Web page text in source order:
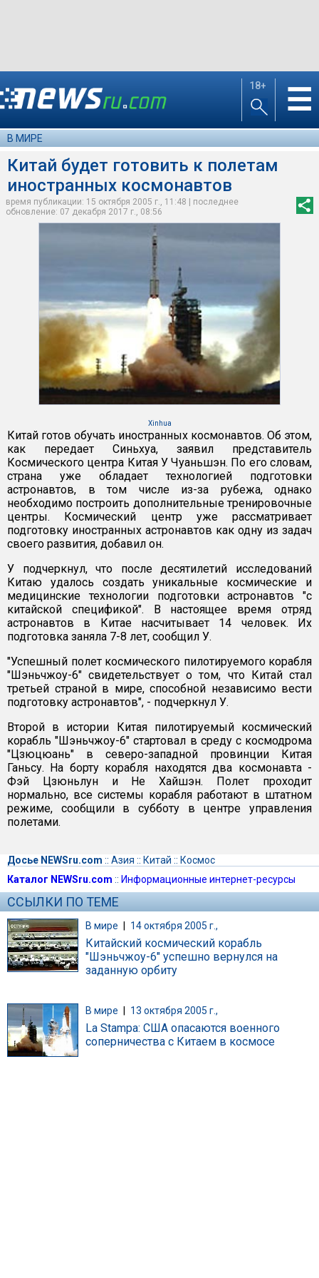
18+ ☰
В МИРЕ
Китай будет готовить к полетам
иностранных космонавтов
время публикации: 15 октября 2005 г., 11:48 | последнее
обновление: 07 декабря 2017 г., 08:56
Xinhua
Китай готов обучать иностранных космонавтов. Об этом,
как передает Синьхуа, заявил представитель
Космического центра Китая У Чуаньшэн. По его словам,
страна уже обладает технологией подготовки
астронавтов, в том числе из-за рубежа, однако
необходимо построить дополнительные тренировочные
центры. Космический центр уже рассматривает
подготовку иностранных астронавтов как одну из задач
своего развития, добавил он.
У подчеркнул, что после десятилетий исследований
Китаю удалось создать уникальные космические и
медицинские технологии подготовки астронавтов "с
китайской спецификой". В настоящее время отряд
астронавтов в Китае насчитывает 14 человек. Их
подготовка заняла 7-8 лет, сообщил У.
"Успешный полет космического пилотируемого корабля
"Шэньчжоу-6" свидетельствует о том, что Китай стал
третьей страной в мире, способной независимо вести
подготовку астронавтов", - подчеркнул У.
Второй в истории Китая пилотируемый космический
корабль "Шэньчжоу-6" стартовал в среду с космодрома
"Цзюцюань" в северо-западной провинции Китая
Ганьсу. На борту корабля находятся два космонавта -
Фэй Цзюньлун и Не Хайшэн. Полет проходит
нормально, все системы корабля работают в штатном
режиме, сообщили в субботу в центре управления
полетами.
Досье NEWSru.com :: Азия :: Китай :: Космос
Каталог NEWSru.com :: Информационные интернет-ресурсы
ССЫЛКИ ПО ТЕМЕ
В мире | 14 октября 2005 г.,
Китайский космический корабль
"Шэньчжоу-6" успешно вернулся на
заданную орбиту
В мире 13 октября 2005 г.,
La Stampa: США опасаются военного
соперничества с Китаем в космосе